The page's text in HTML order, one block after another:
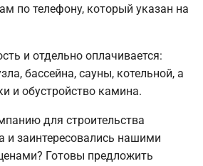
по телефону, который указан на
и отдельно оплачивается:
бассейна, сауны, котельной, а
и обустройство камина.
для строительства
и заинтересовались нашими
Готовы предложить